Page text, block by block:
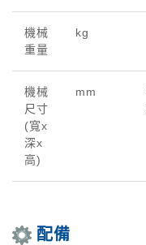
機械
重量
kg
機械
尺寸
(寬x
深x
高)
mm
配備